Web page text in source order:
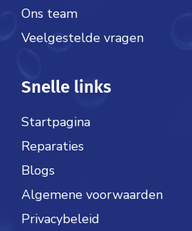
Ons team
Veelgestelde vragen
Snelle links
Startpagina
Reparaties
Blogs
Algemene voorwaarden
Privacybeleid